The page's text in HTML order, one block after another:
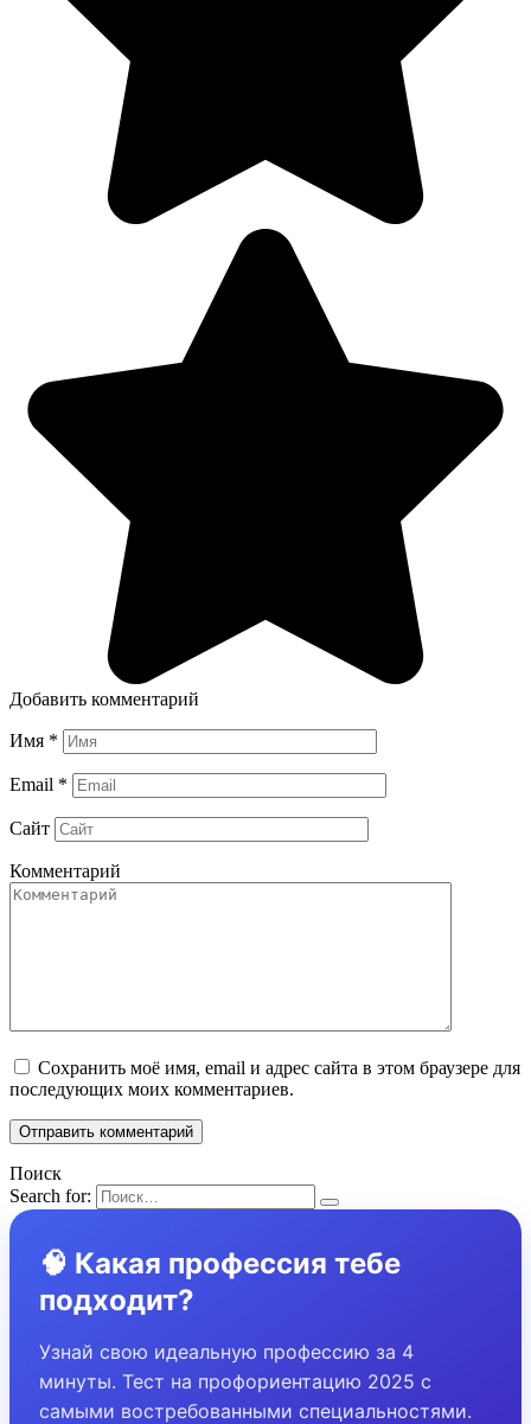
Добавить комментарий
Имя *
Email *
Сайт
Комментарий
Сохранить моё имя, email и адрес сайта в этом браузере для
последующих моих комментариев.
Поиск
Search for:
🧠 Какая профессия тебе
подходит?
Узнай свою идеальную профессию за 4
минуты. Тест на профориентацию 2025 с
самыми востребованными специальностями.